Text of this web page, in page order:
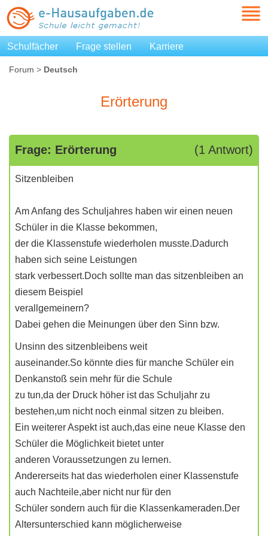
Schulfächer Frage stellen Karriere
Forum > Deutsch
Erörterung
Frage: Erörterung (1 Antwort)
Sitzenbleiben
Am Anfang des Schuljahres haben wir einen neuen
Schüler in die Klasse bekommen,
der die Klassenstufe wiederholen musste.Dadurch
haben sich seine Leistungen
stark verbessert.Doch sollte man das sitzenbleiben an
diesem Beispiel
verallgemeinern?
Dabei gehen die Meinungen über den Sinn bzw.
Unsinn des sitzenbleibens weit
auseinander.So könnte dies für manche Schüler ein
Denkanstoß sein mehr für die Schule
zu tun,da der Druck höher ist das Schuljahr zu
bestehen,um nicht noch einmal sitzen zu bleiben.
Ein weiterer Aspekt ist auch,das eine neue Klasse den
Schüler die Möglichkeit bietet unter
anderen Voraussetzungen zu lernen.
Andererseits hat das wiederholen einer Klassenstufe
auch Nachteile,aber nicht nur für den
Schüler sondern auch für die Klassenkameraden.Der
Altersunterschied kann möglicherweise